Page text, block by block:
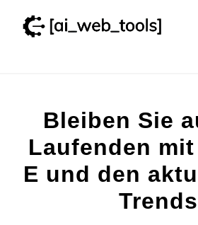
Inhalt
Wissenswertes
Bleiben Sie
Laufenden
E und den
Trends